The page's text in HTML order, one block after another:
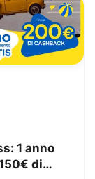
1 anno
di